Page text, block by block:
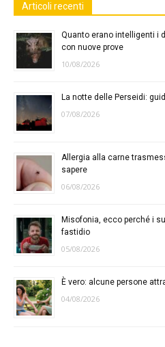
Articoli recenti
Quanto erano intelligenti i
con nuove prove
10/08/2026
La notte delle Perseidi:
07/08/2026
Allergia alla carne
sapere
06/08/2026
Misofonia, ecco perché i
fastidio
05/08/2026
È vero: alcune persone
04/08/2026